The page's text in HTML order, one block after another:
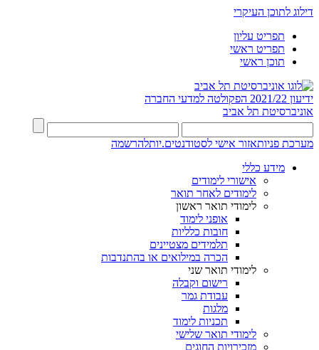
דילוג לתוכן העיקרי
תפריט עליון
תפריט ראשי
תוכן ראשי
ידיעון 2021/22
הפקולטה למדעי החברה
אוניברסיטת תל אביב
מערכת פניותאזור אישי לסטודנטים.יותלהרשמה
מידע כללי
אישורי לימודים
לימודים לאחר תואר
לימודי תואר ראשון
אופני לימוד
חובות כלליות
תלמידים מצטיינים
הכרה במילואים או בהתנדבות
לימודי תואר שני
רישום וקבלה
עבודת גמר
מלגות
תכניות לימוד
לימודי תואר שלישי
מזכירויות החוגים